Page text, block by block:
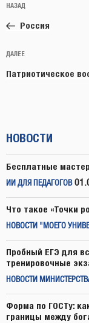
по
записям
Предыдущая
запись:
НАЗАД
Россия
Следующая
запись
ДАЛЕЕ
Патриотическое
НОВОСТИ
Бесплатные
ИИ ДЛЯ ПЕДАГОГОВ
Что такое «Точки
НОВОСТИ "МОЕГО
Пробный ЕГЭ для
тренировочные
НОВОСТИ
Форма по ГОСТу:
границы между